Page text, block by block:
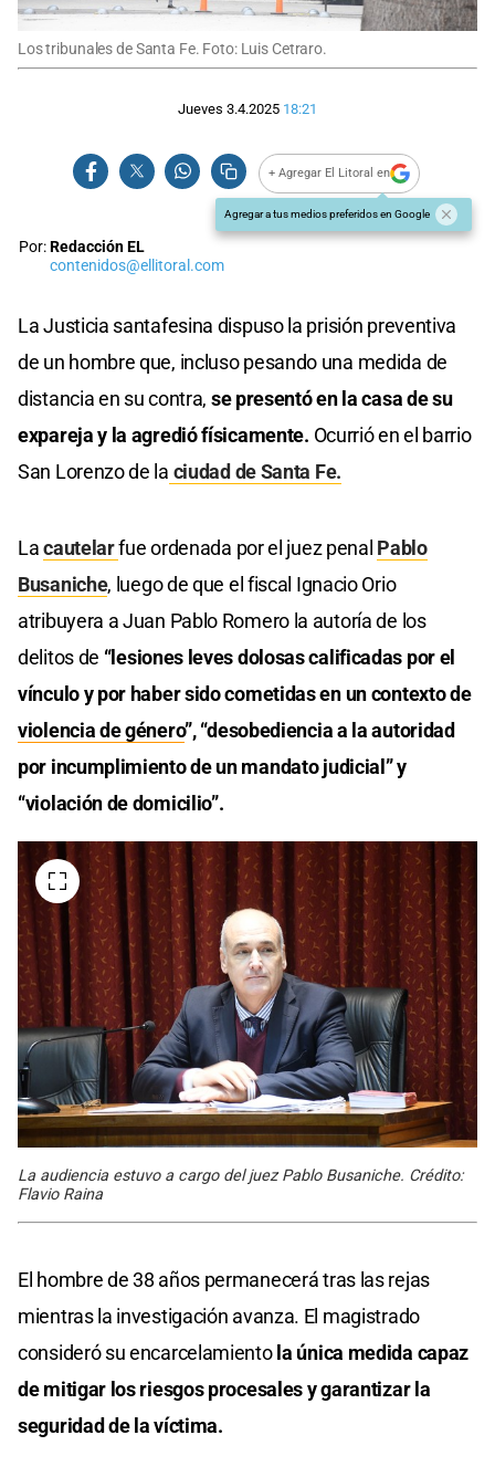
Los tribunales de Santa Fe. Foto: Luis Cetraro.
Jueves 3.4.2025 18:21
+ Agregar El Litoral en
Agregar a tus medios preferidos en Google
Por:Redacción EL
contenidos@ellitoral.com
La Justicia santafesina dispuso la prisión preventiva
de un hombre que, incluso pesando una medida de
distancia en su contra, se presentó en la casa de su
expareja y la agredió físicamente. Ocurrió en el barrio
San Lorenzo de la ciudad de Santa Fe.
Lacautelarfue ordenada por el juez penal Pablo
Busaniche, luego de que el fiscal Ignacio Orio
atribuyera a Juan Pablo Romero la autoría de los
delitos de “lesiones leves dolosas calificadas por el
vínculo y por haber sido cometidas en un contexto de
violencia de género”, “desobediencia a la autoridad
por incumplimiento de un mandato judicial” y
“violación de domicilio”.
La audiencia estuvo a cargo del juez Pablo Busaniche. Crédito:
Flavio Raina
El hombre de 38 años permanecerá tras las rejas
mientras la investigación avanza. El magistrado
consideró su encarcelamientola única medida capaz
de mitigar los riesgos procesales y garantizar la
seguridad de la víctima.